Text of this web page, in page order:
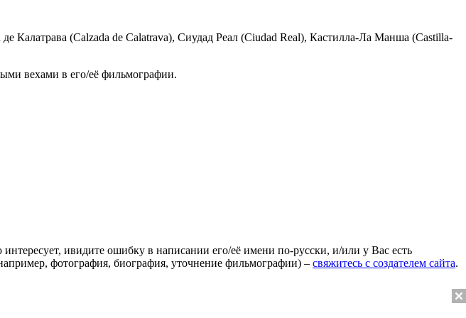
Калатрава (Calzada de Calatrava), Сиудад Реал (Ciudad Real), Кастилла-Ла Манша (Castilla-
вехами в его/её фильмографии.
ивидите ошибку в написании его/её имени по-русски, и/или у Вас есть
фотография, биография, уточнение фильмографии) – свяжитесь с создателем сайта.